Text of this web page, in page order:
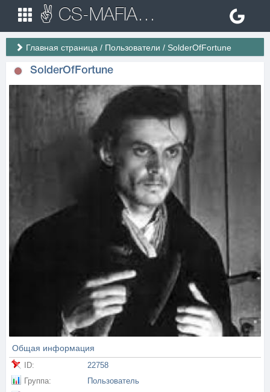
✌ CS-MAFIA.RU ✌ Игровые сервера Counter Strike 1.6
Главная страница / Пользователи / SolderOfFortune
SolderOfFortune
Общая информация
ID:
22758
Группа:
Пользователь